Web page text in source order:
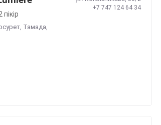
пікір
, Тамада,
+7 747 124 64 34